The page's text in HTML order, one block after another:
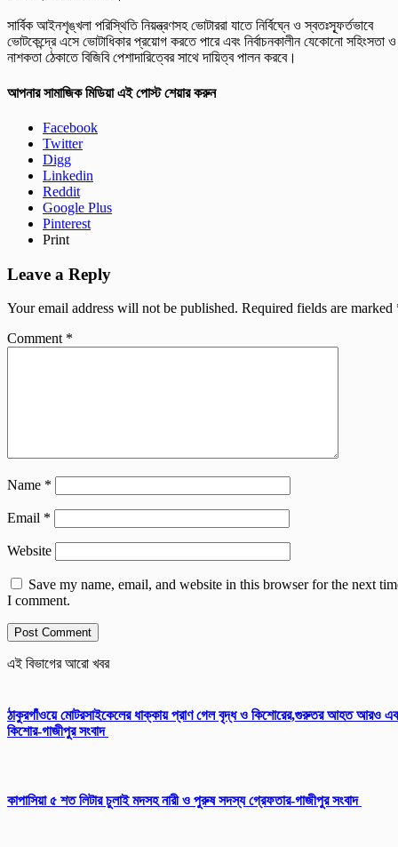
সার্বিক আইনশৃঙ্খলা পরিস্থিতি নিয়ন্ত্রণসহ ভোটাররা যাতে নির্বিঘ্নে ও স্বতঃস্ফূর্তভাবে
ভোটকেন্দ্রে এসে ভোটাধিকার প্রয়োগ করতে পারে এবং নির্বাচনকালীন যেকোনো সহিংসতা ও
নাশকতা ঠেকাতে বিজিবি পেশাদারিত্বের সাথে দায়িত্ব পালন করবে।
আপনার সামাজিক মিডিয়া এই পোস্ট শেয়ার করুন
Facebook
Twitter
Digg
Linkedin
Reddit
Google Plus
Pinterest
Print
Leave a Reply
Your email address will not be published. Required fields are marked
Comment *
Name *
Email *
Website
Save my name, email, and website in this browser for the next
I comment.
এই বিভাগের আরো খবর
ঠাকুরগাঁওয়ে মোটরসাইকেলের ধাক্কায় প্রাণ গেল বৃদ্ধ ও কিশোরের,গুরুতর আহত আরও
কিশোর-গাজীপুর সংবাদ
কাপাসিয়া ৫ শত লিটার চুলাই মদসহ নারী ও পুরুষ সদস্য গ্রেফতার-গাজীপুর সংবাদ